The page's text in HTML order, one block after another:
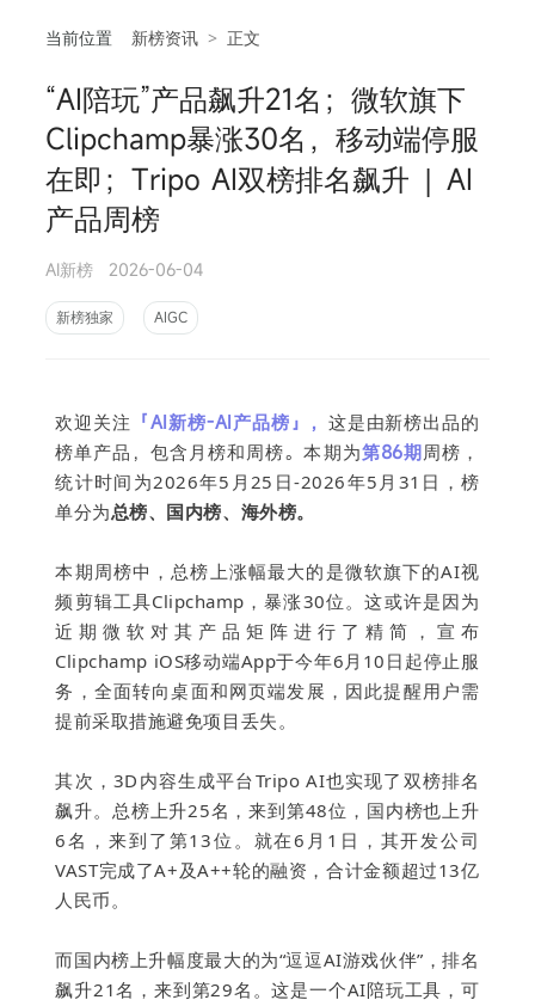
当前位置 新榜资讯 > 正文
“AI陪玩”产品飙升21名；微软旗下
Clipchamp暴涨30名，移动端停服
在即；Tripo AI双榜排名飙升 | AI
产品周榜
AI新榜 2026-06-04
新榜独家 AIGC
欢迎关注 「AI新榜-AI产品榜」， 这是由新榜出品的
榜单产品，包含月榜和周榜。本期为第86期周榜，
统计时间为2026年5月25日-2026年5月31日 ，榜
单分为总榜、国内榜、海外榜。
本期周榜中，总榜上涨幅最大的是微软旗下的AI视
频剪辑工具Clipchamp，暴涨30位。这或许是因为
近期微软对其产品矩阵进行了精简，宣布
Clipchamp iOS移动端App于今年6月10日起停止服
务，全面转向桌面和网页端发展，因此提醒用户需
提前采取措施避免项目丢失。
其次，3D内容生成平台Tripo AI也实现了双榜排名
飙升。总榜上升25名，来到第48位，国内榜也上升
6名，来到了第13位。就在6月1日，其开发公司
VAST完成了A+及A++轮的融资，合计金额超过13亿
人民币。
而国内榜上升幅度最大的为“逗逗AI游戏伙伴”，排名
飙升21名，来到第29名。这是一个AI陪玩工具，可